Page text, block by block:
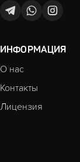
ИНФОРМАЦИЯ
О нас
Контакты
Лицензия